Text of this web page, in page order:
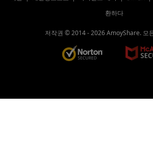
환하다
저작권 © 2014 -2026AmoyShare. 모